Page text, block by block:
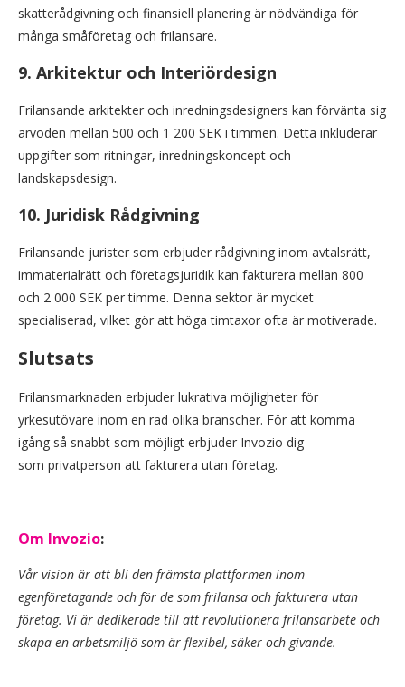
skatterådgivning och finansiell planering är nödvändiga för
många småföretag och frilansare.
9. Arkitektur och Interiördesign
Frilansande arkitekter och inredningsdesigners kan förvänta sig
arvoden mellan 500 och 1 200 SEK i timmen. Detta inkluderar
uppgifter som ritningar, inredningskoncept och
landskapsdesign.
10. Juridisk Rådgivning
Frilansande jurister som erbjuder rådgivning inom avtalsrätt,
immaterialrätt och företagsjuridik kan fakturera mellan 800
och 2 000 SEK per timme. Denna sektor är mycket
specialiserad, vilket gör att höga timtaxor ofta är motiverade.
Slutsats
Frilansmarknaden erbjuder lukrativa möjligheter för
yrkesutövare inom en rad olika branscher. För att komma
igång så snabbt som möjligt erbjuder Invozio dig
som privatperson att fakturera utan företag.
Om Invozio:
Vår vision är att bli den främsta plattformen inom
egenföretagande och för de som frilansa och fakturera utan
företag. Vi är dedikerade till att revolutionera frilansarbete och
skapa en arbetsmiljö som är flexibel, säker och givande.